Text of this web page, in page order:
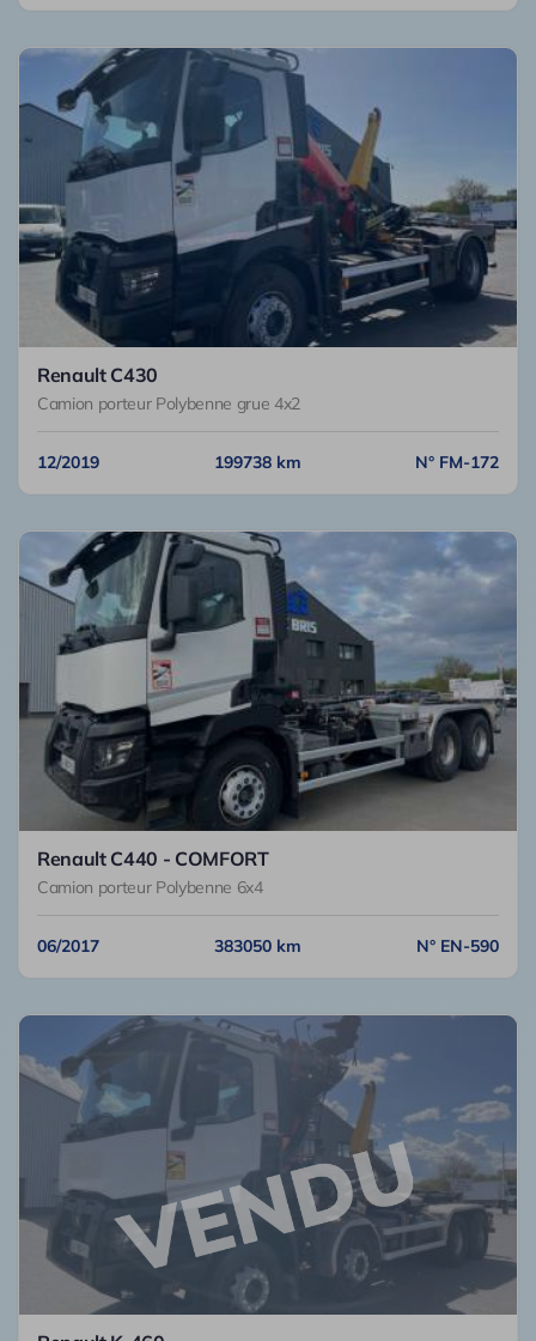
Renault C430
Camion porteur Polybenne grue 4x2
12/2019 199738 km N° FM-172
Renault C440 - COMFORT
Camion porteur Polybenne 6x4
06/2017 383050 km N° EN-590